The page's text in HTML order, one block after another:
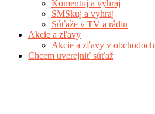
Komentuj a vyhraj
SMSkuj a vyhraj
Súťaže v TV a rádiu
Akcie a zľavy
Akcie a zľavy v obchodoch
Chcem uverejniť súťaž